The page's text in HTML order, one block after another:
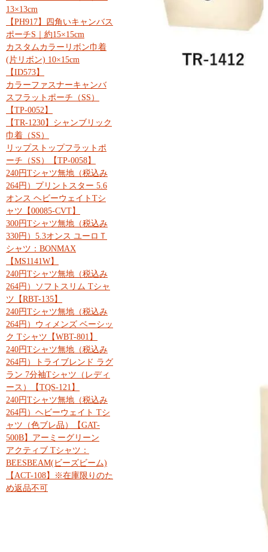
13×13cm
【PH917】四角いキャンバス
ポーチS｜約15×15cm
カスタムカラーリボン巾着
(片リボン) 10×15cm
【ID573】
カラーファスナーキャンバ
スフラットポーチ（SS）
【TP-0052】
【TR-1230】シャンブリック
巾着（SS）
リップストップフラットポ
ーチ（SS）【TP-0058】
240円Tシャツ無地（税込み
264円）プリントスター 5.6
オンス ヘビーウェイトTシ
ャツ【00085-CVT】
300円Tシャツ無地（税込み
330円）5.3オンス ユーロＴ
シャツ：BONMAX
【MS1141W】
240円Tシャツ無地（税込み
264円）ソフトスリム Tシャ
ツ【RBT-135】
240円Tシャツ無地（税込み
264円）ウィメンズ ベーシッ
ク Tシャツ【WBT-801】
240円Tシャツ無地（税込み
264円）トライブレンド ラグ
ラン 7分袖Tシャツ（レディ
ース）【TQS-121】
240円Tシャツ無地（税込み
264円）ヘビーウェイト Tシ
ャツ（色ブレ品）【GAT-
500B】アーミーグリーン
アクティブ Tシャツ：
BEESBEAM(ビーズビーム)
【ACT-108】※在庫限りのた
め返品不可